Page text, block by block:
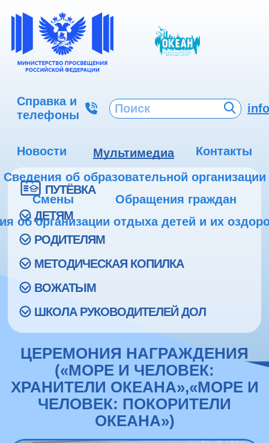
Справка и
телефоны
Новости Мультимедиа
Контакты
Сведения об образовательной организации
Смены
Обращения граждан
об организации отдыха детей и их
ПУТЁВКА
ДЕТЯМ
РОДИТЕЛЯМ
МЕТОДИЧЕСКАЯ КОПИЛКА
ВОЖАТЫМ
ШКОЛА РУКОВОДИТЕЛЕЙ ДОЛ
ЦЕРЕМОНИЯ НАГРАЖДЕНИЯ
(«МОРЕ И ЧЕЛОВЕК:
ХРАНИТЕЛИ ОКЕАНА»,«МОРЕ И
ЧЕЛОВЕК: ПОКОРИТЕЛИ
ОКЕАНА»)